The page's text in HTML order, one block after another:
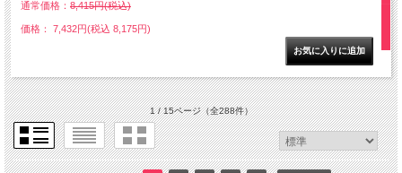
通常価格： 8,415円(税込)
価格： 7,432円(税込 8,175円)
1 / 15ページ（全288件）